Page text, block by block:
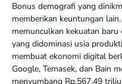
Bonus demografi yang
memberikan keuntungan
memunculkan kekuatan
yang didominasi usia
membuat ekonomi digital
Google, Temasek, dan Bain
menyumbang Rp.567,49